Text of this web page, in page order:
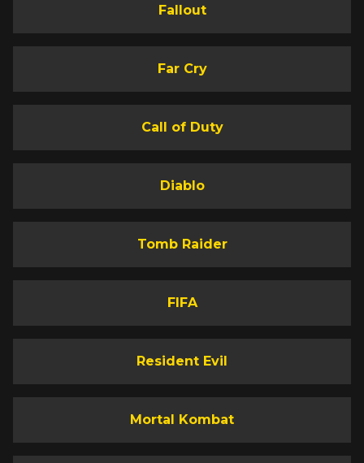
Fallout
Far Cry
Call of Duty
Diablo
Tomb Raider
FIFA
Resident Evil
Mortal Kombat